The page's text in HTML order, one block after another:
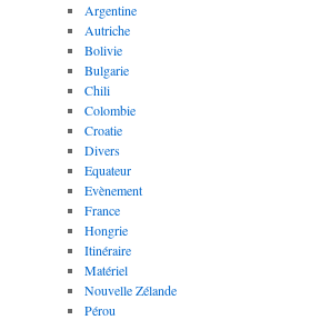
Argentine
Autriche
Bolivie
Bulgarie
Chili
Colombie
Croatie
Divers
Equateur
Evènement
France
Hongrie
Itinéraire
Matériel
Nouvelle Zélande
Pérou